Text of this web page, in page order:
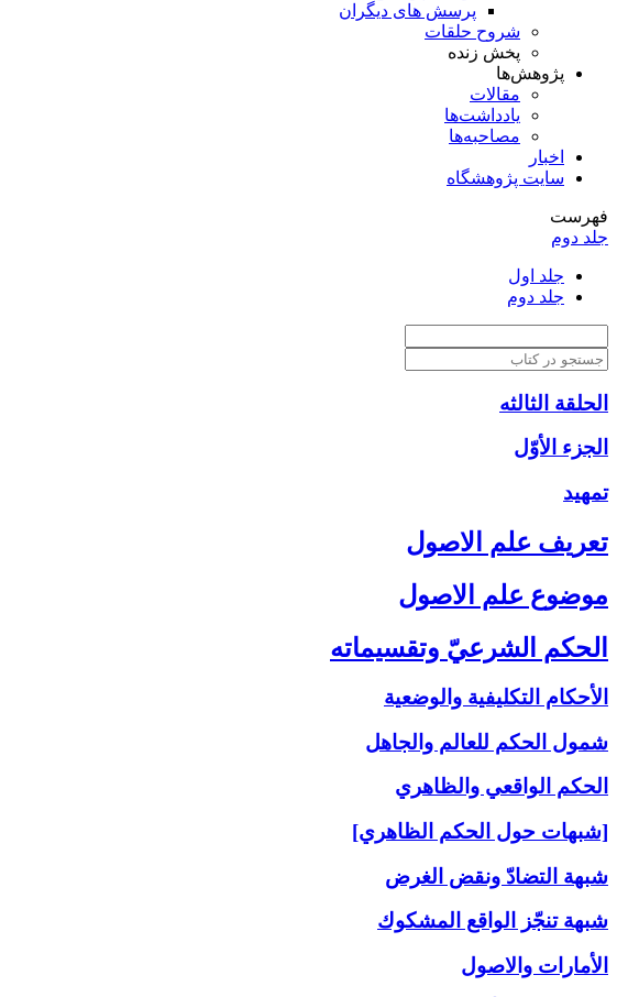
پرسش های دیگران
شروح حلقات
پخش زنده
پژوهش‌ها
مقالات
یادداشت‌ها
مصاحبه‌ها
اخبار
سایت پژوهشگاه
فهرست
جلد دوم
جلد اول
جلد دوم
الحلقة الثالثه
الجزء الأوّل‏
تمهيد
تعريف علم الاصول‏
موضوع علم الاصول‏
الحكم الشرعيّ وتقسيماته‏
الأحكام التكليفية والوضعية
شمول الحكم للعالم والجاهل
الحكم الواقعي والظاهري
[شبهات حول الحكم الظاهري]
شبهة التضادّ ونقض الغرض
شبهة تنجّز الواقع المشكوك
الأمارات والاصول